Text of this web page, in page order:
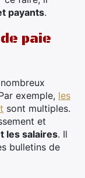
payants.
paie
exemple, les
sont multiples.
et
les salaires. Il
bulletins de